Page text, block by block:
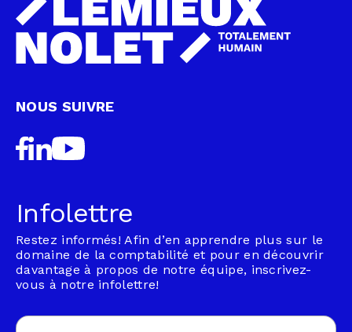
NOUS SUIVRE
Infolettre
Restez informés! Afin d’en apprendre plus sur le
domaine de la comptabilité et pour en découvrir
davantage à propos de notre équipe, inscrivez-
vous à notre infolettre!
Email